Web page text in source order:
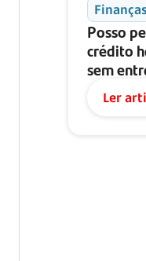
Posso
crédito
sem
Ler